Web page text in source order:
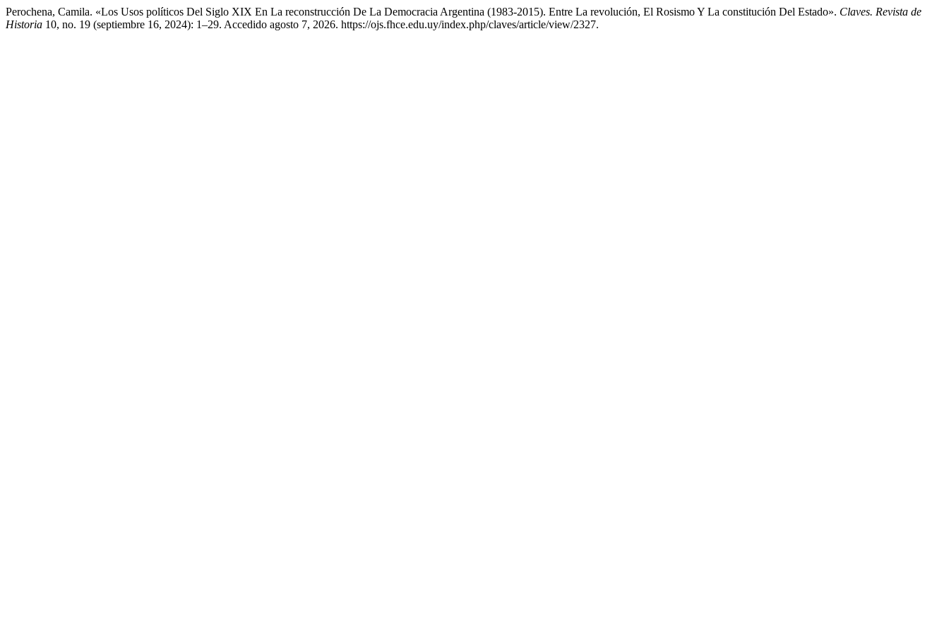
Perochena, Camila. «Los Usos políticos Del Siglo XIX En La reconstrucción De La Democracia Argentina (1983-2015). Entre La revolución, El Rosismo Y La constitución Del Estado». Claves. Revista de
Historia 10, no. 19 (septiembre 16, 2024): 1–29. Accedido agosto 7, 2026. https://ojs.fhce.edu.uy/index.php/claves/article/view/2327.